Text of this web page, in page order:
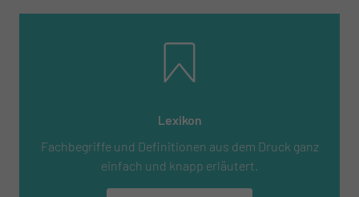
Lexikon
Fachbegriffe und Definitionen aus dem Druck ganz
einfach und knapp erläutert.